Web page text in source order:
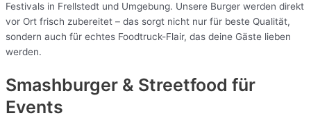
Festivals in Frellstedt und Umgebung. Unsere Burger werden direkt
vor Ort frisch zubereitet – das sorgt nicht nur für beste Qualität,
sondern auch für echtes Foodtruck-Flair, das deine Gäste lieben
werden.
Smashburger & Streetfood für
Events